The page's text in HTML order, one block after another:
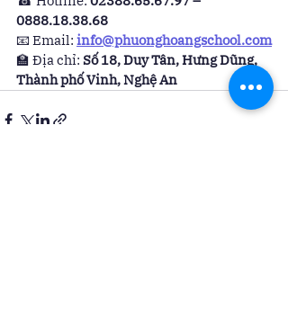
0888.18.38.68
📧 Email: info@phuonghoangschool.com
🏫 Địa chỉ: Số 18, Duy Tân, Hưng Dũng,
Thành phố Vinh, Nghệ An